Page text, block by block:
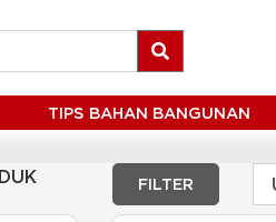
TIPS BAHAN BANGUNAN
FILTER